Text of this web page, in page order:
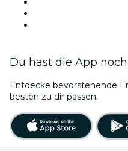
Du hast die App
Entdecke bevorstehende
besten zu dir passen.